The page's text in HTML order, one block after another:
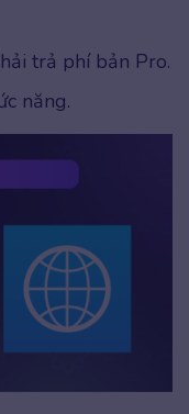
trả phí bản Pro.
năng.